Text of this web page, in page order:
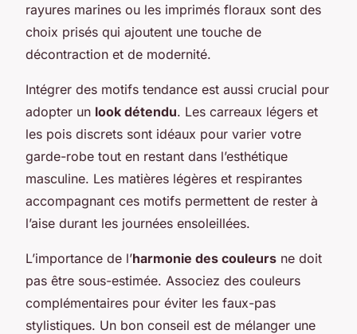
rayures marines ou les imprimés floraux sont des
choix prisés qui ajoutent une touche de
décontraction et de modernité.
Intégrer des motifs tendance est aussi crucial pour
adopter un look détendu. Les carreaux légers et
les pois discrets sont idéaux pour varier votre
garde-robe tout en restant dans l’esthétique
masculine. Les matières légères et respirantes
accompagnant ces motifs permettent de rester à
l’aise durant les journées ensoleillées.
L’importance de l’harmonie des couleurs ne doit
pas être sous-estimée. Associez des couleurs
complémentaires pour éviter les faux-pas
stylistiques. Un bon conseil est de mélanger une